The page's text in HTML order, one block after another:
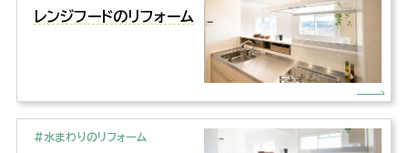
レンジフードのリフォーム
#水まわりのリフォーム